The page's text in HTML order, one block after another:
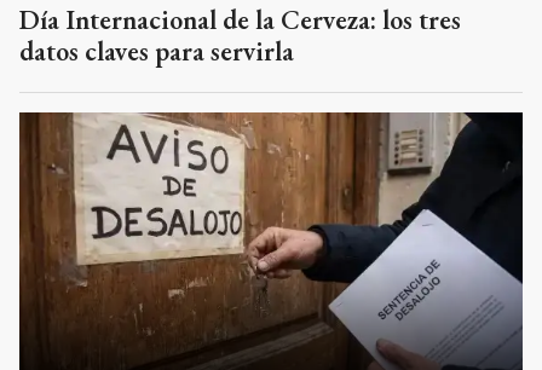
Día Internacional de la Cerveza: los tres
datos claves para servirla